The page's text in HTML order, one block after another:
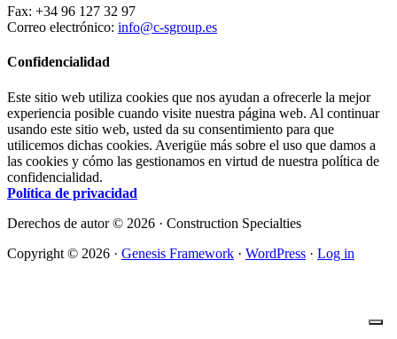
Fax: +34 96 127 32 97
Correo electrónico: info@c-sgroup.es
Confidencialidad
Este sitio web utiliza cookies que nos ayudan a ofrecerle la mejor
experiencia posible cuando visite nuestra página web. Al continuar
usando este sitio web, usted da su consentimiento para que
utilicemos dichas cookies. Averigüe más sobre el uso que damos a
las cookies y cómo las gestionamos en virtud de nuestra política de
confidencialidad.
Política de privacidad
Derechos de autor © 2026 · Construction Specialties
Copyright © 2026 · Genesis Framework · WordPress · Log in